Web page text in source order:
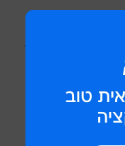
חמישי ישיבת
בצעדי המחאה
השלטון
הוא חברתי
להוזיל באופן
המסים להוזיל